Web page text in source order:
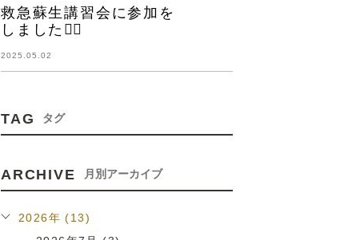
救急蘇生講習会に参加を
しました💁‍♀️
2025.05.02
TAG タグ
ARCHIVE 月別アーカイブ
2026年 (13)